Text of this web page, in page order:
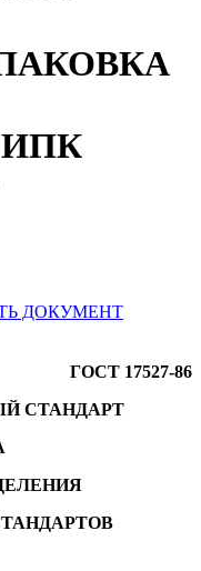
ДОКУМЕНТ
ГОСТ 17527-86
СТАНДАРТ